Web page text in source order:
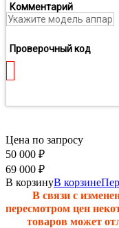
Комментарий
Проверочный код
Цена по запросу
50 000 ₽
69 000 ₽
В корзинуВ корзине
В связи с
пересмотром цен
товаров может